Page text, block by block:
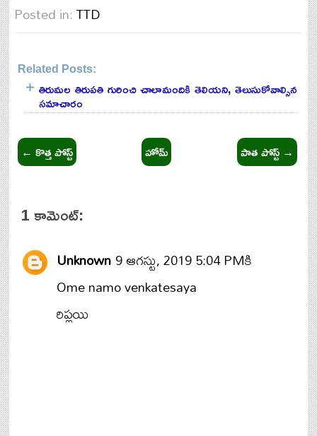
Posted in:TTD
Related Posts:
తిరుమల తిరుపతి గురించి చాలామందికి తెలియని, తెలుసుకోవాల్సిన
సమాచారం
← కొత్త పోస్ట్ పాత పోస్ట్ →
హోమ్
1 కామెంట్‌:
Unknown9 ఆగస్టు, 2019 5:04 PMకి
Ome namo venkatesaya
రిప్లయి